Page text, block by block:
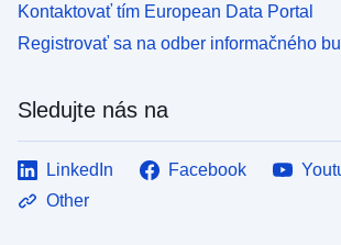
Kontaktovať tím European Data Portal
Registrovať sa na odber informačného
Sledujte nás na
LinkedIn Facebook
Other